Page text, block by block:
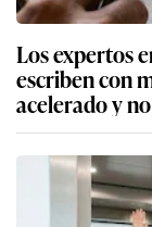
Los expertos
escriben con
acelerado y